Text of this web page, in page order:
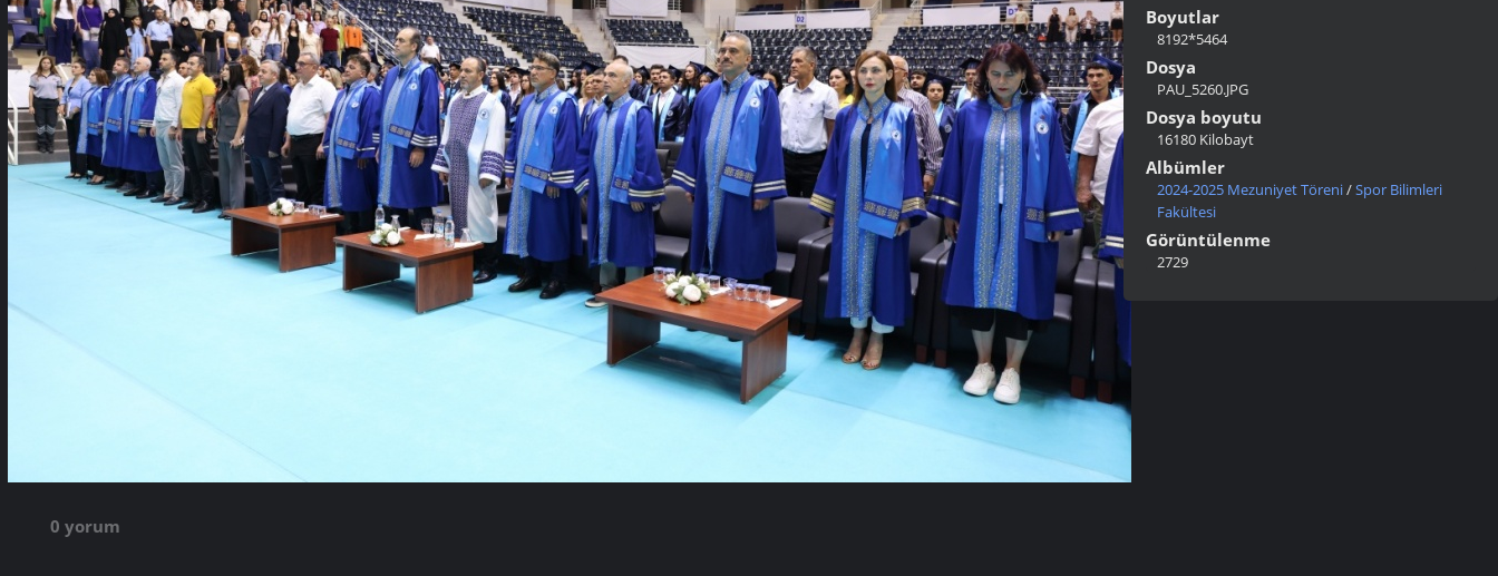
Boyutlar
8192*5464
Dosya
PAU_5260.JPG
Dosya boyutu
16180 Kilobayt
Albümler
2024-2025 Mezuniyet Töreni/Spor Bilimleri
Fakültesi
Görüntülenme
2729
0 yorum